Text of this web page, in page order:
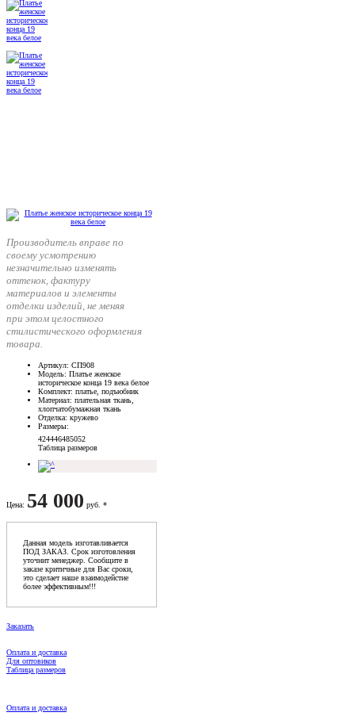
Производитель вправе по
своему усмотрению
незначительно изменять
оттенок, фактуру
материалов и элементы
отделки изделий, не меняя
при этом целостного
стилистического оформления
товара.
Артикул: СП908
Модель: Платье женское
историческое конца 19 века белое
Комплект: платье, подъюбник
Материал: плательная ткань,
хлопчатобумажная ткань
Отделка: кружево
Размеры:
424446485052
Таблица размеров
Цена: 54 000 руб. *
Данная модель изготавливается
ПОД ЗАКАЗ. Срок изготовления
уточнит менеджер. Сообщите в
заказе критичные для Вас сроки,
это сделает наше взаимодейстие
более эффективным!!!
Заказать
Оплата и доставка
Для оптовиков
Таблица размеров
Оплата и доставка